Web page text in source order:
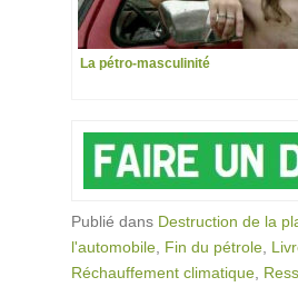
La pétro-masculinité
Publié dans Destruction de la
l'automobile Fin du pétrole
Réchauffement climatique